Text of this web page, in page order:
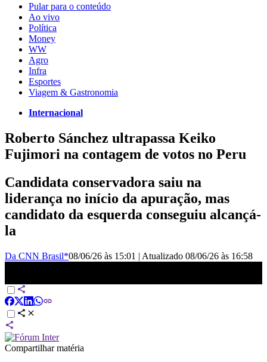
Pular para o conteúdo
Ao vivo
Política
Money
WW
Agro
Infra
Esportes
Viagem & Gastronomia
Internacional
Roberto Sánchez ultrapassa Keiko
Fujimori na contagem de votos no Peru
Candidata conservadora saiu na
liderança no início da apuração, mas
candidato da esquerda conseguiu alcançá-
la
Da CNN Brasil*08/06/26 às 15:01 | Atualizado 08/06/26 às 16:58
Compartilhar matéria